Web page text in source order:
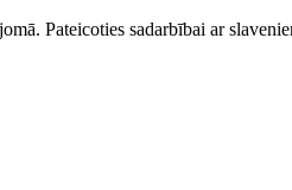
Pateicoties sadarbībai ar